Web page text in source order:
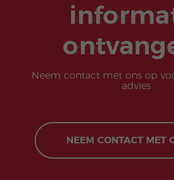
Neem contact met ons op
advies
NEEM CONTACT MET